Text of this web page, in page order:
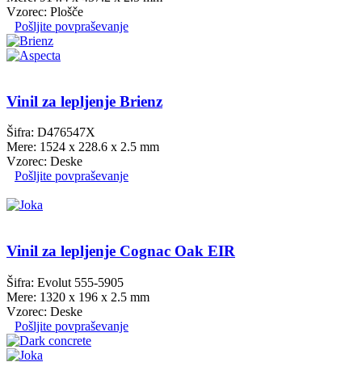
Vzorec: Plošče
Pošljite povpraševanje
Vinil za lepljenje Brienz
Šifra: D476547X
Mere: 1524 x 228.6 x 2.5 mm
Vzorec: Deske
Pošljite povpraševanje
Vinil za lepljenje Cognac Oak EIR
Šifra: Evolut 555-5905
Mere: 1320 x 196 x 2.5 mm
Vzorec: Deske
Pošljite povpraševanje